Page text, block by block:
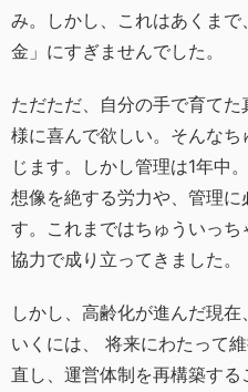
み。しかし、これはあくま
金」にすぎませんでした。
ただただ、自分の手で育て
様に喜んで欲しい。そんな
じます。しかし管理は1年中
想像を絶する労力や、管理に
す。これまではちゅういっ
協力で成り立ってきました。
しかし、高齢化が進んだ現
いくには、 将来にわたって
直し、運営体制を再構築す